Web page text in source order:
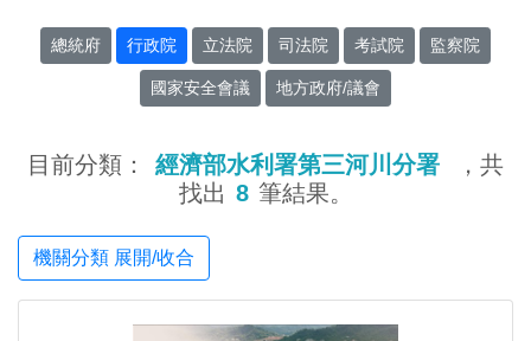
總統府 行政院 立法院 司法院 考試院 監察院
國家安全會議 地方政府/議會
目前分類： 經濟部水利署第三河川分署
，共
找出 8 筆結果。
機關分類 展開/收合